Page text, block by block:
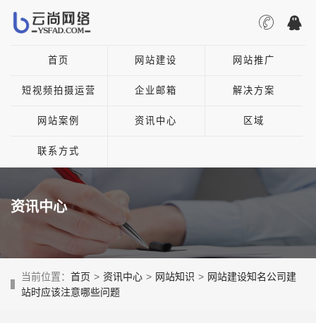
首页 网站建设 网站推广
短视频拍摄运营 企业邮箱 解决方案
网站案例 资讯中心 区域
联系方式
资讯中心
当前位置： 首页 > 资讯中心 > 网站知识 > 网站建设知名公司建
站时应该注意哪些问题